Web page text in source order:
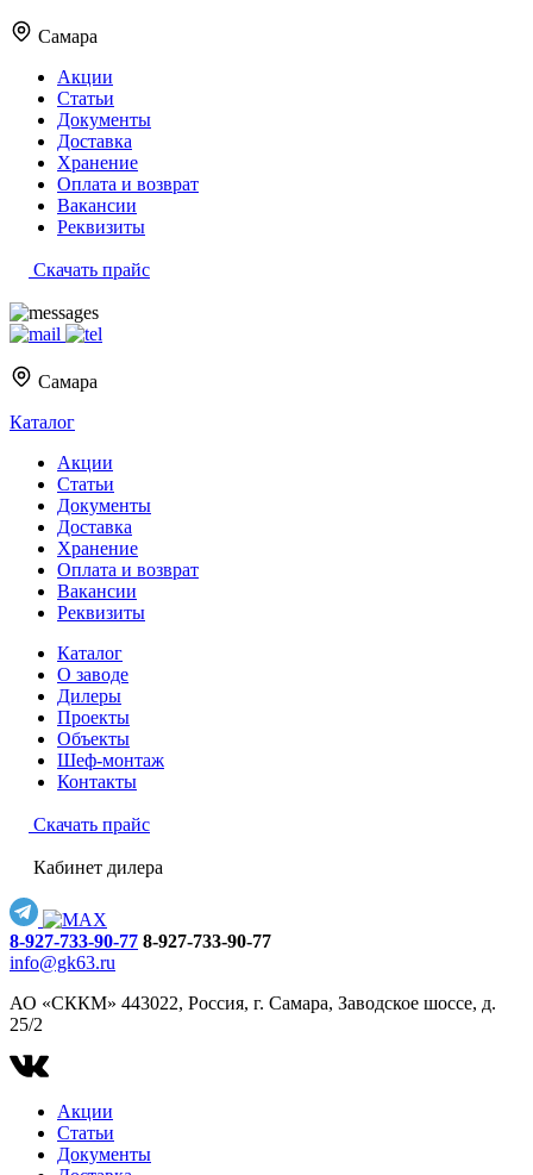
Самара
Акции
Статьи
Документы
Доставка
Хранение
Оплата и возврат
Вакансии
Реквизиты
Скачать прайс
Самара
Каталог
Акции
Статьи
Документы
Доставка
Хранение
Оплата и возврат
Вакансии
Реквизиты
Каталог
О заводе
Дилеры
Проекты
Объекты
Шеф-монтаж
Контакты
Скачать прайс
Кабинет дилера
8-927-733-90-77 8-927-733-90-77
info@gk63.ru
АО «СККМ» 443022, Россия, г. Самара, Заводское шоссе, д.
25/2
Акции
Статьи
Документы